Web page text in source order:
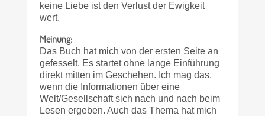
keine Liebe ist den Verlust der Ewigkeit
wert.
Meinung:
Das Buch hat mich von der ersten Seite an
gefesselt. Es startet ohne lange Einführung
direkt mitten im Geschehen. Ich mag das,
wenn die Informationen über eine
Welt/Gesellschaft sich nach und nach beim
Lesen ergeben. Auch das Thema hat mich